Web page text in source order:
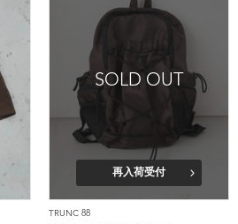
SOLD OUT
再入荷受付
TRUNC 88